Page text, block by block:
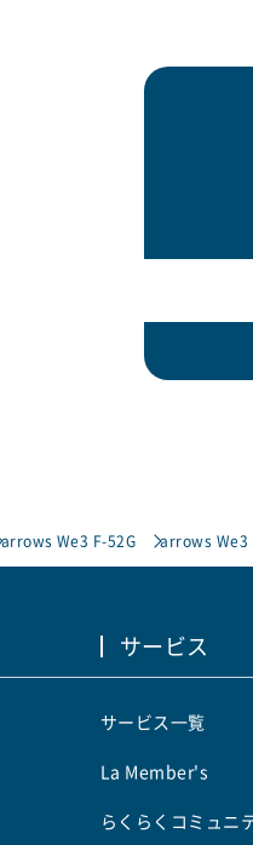
arrows We3 F-52G arrows We3
サービス
サービス一覧
La Member's
らくらくコミュニ